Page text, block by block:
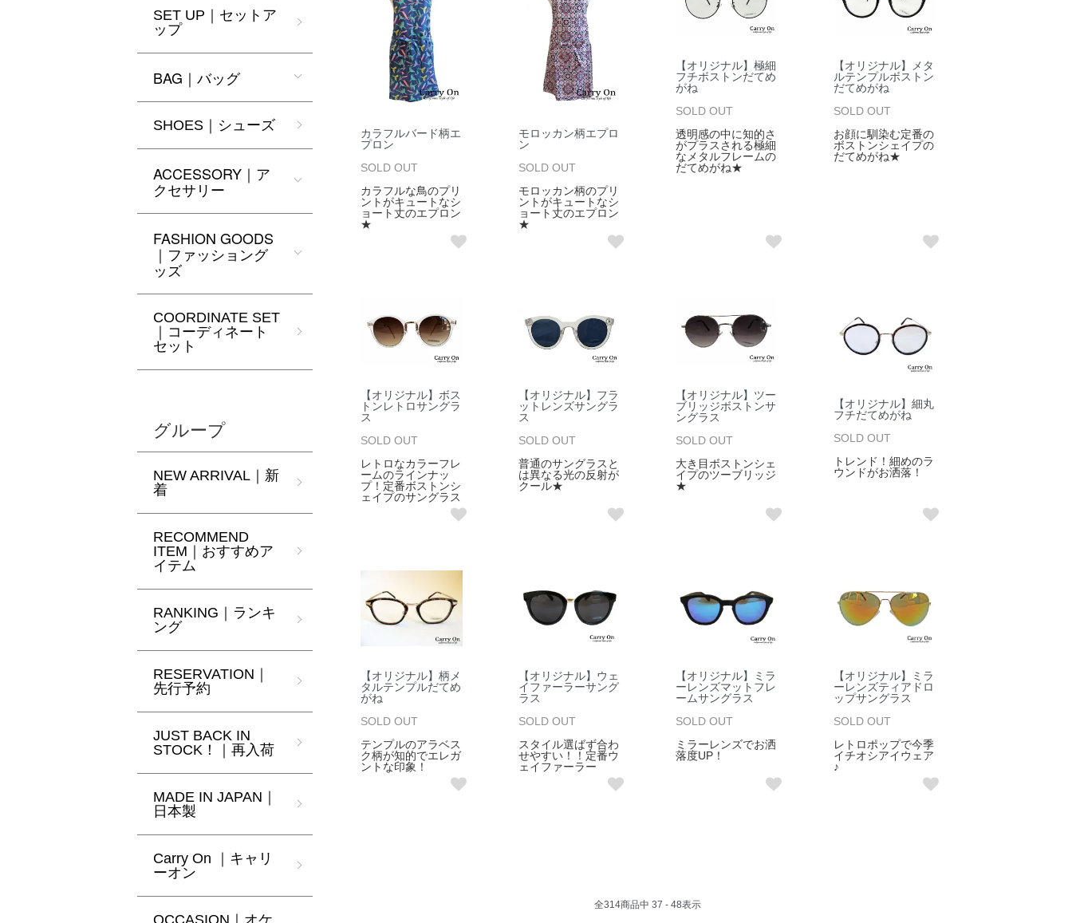
カラフルバード柄エ
プロン
SOLD OUT
カラフルな鳥のプリ
ントがキュートなシ
ョート丈のエプロン
★
モロッカン柄エプロ
ン
SOLD OUT
モロッカン柄のプリ
ントがキュートなシ
ョート丈のエプロン
★
【オリジナル】極細
フチボストンだてめ
がね
SOLD OUT
透明感の中に知的さ
がプラスされる極細
なメタルフレームの
だてめがね★
【オリジナル】メタ
ルテンプルボストン
だてめがね
SOLD OUT
お顔に馴染む定番の
ボストンシェイプの
だてめがね★
【オリジナル】ボス
トンレトロサングラ
ス
SOLD OUT
レトロなカラーフレ
ームのラインナッ
プ！定番ボストンシ
ェイプのサングラス
【オリジナル】フラ
ットレンズサングラ
ス
SOLD OUT
普通のサングラスと
は異なる光の反射が
クール★
【オリジナル】ツー
ブリッジボストンサ
ングラス
SOLD OUT
大き目ボストンシェ
イプのツーブリッジ
★
【オリジナル】細丸
フチだてめがね
SOLD OUT
トレンド！細めのラ
ウンドがお洒落！
【オリジナル】柄メ
タルテンプルだてめ
がね
SOLD OUT
テンプルのアラベス
ク柄が知的でエレガ
ントな印象！
【オリジナル】ウェ
イファーラーサング
ラス
SOLD OUT
スタイル選ばず合わ
せやすい！！定番ウ
ェイファーラー
【オリジナル】ミラ
ーレンズマットフレ
ームサングラス
SOLD OUT
ミラーレンズでお洒
落度UP！
【オリジナル】ミラ
ーレンズティアドロ
ップサングラス
SOLD OUT
レトロポップで今季
イチオシアイウェア
♪
全314商品中 37 - 48表示
SET UP｜セットア
ップ
BAG｜バッグ
SHOES｜シューズ
ACCESSORY｜ア
クセサリー
FASHION GOODS
｜ファッショング
ッズ
COORDINATE SET
｜コーディネート
セット
グループ
NEW ARRIVAL｜新
着
RECOMMEND
ITEM｜おすすめア
イテム
RANKING｜ランキ
ング
RESERVATION｜
先行予約
JUST BACK IN
STOCK！｜再入荷
MADE IN JAPAN｜
日本製
Carry On ｜キャリ
ーオン
OCCASION｜オケ